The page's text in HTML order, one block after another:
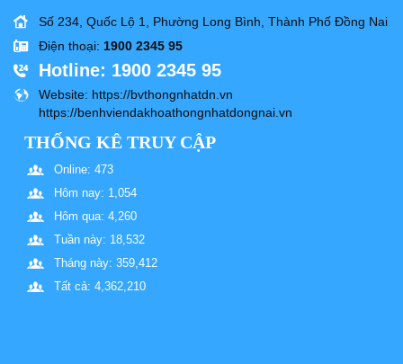
Số 234, Quốc Lộ 1, Phường Long Bình, Thành Phố Đồng Nai
Điện thoại: 1900 2345 95
Hotline: 1900 2345 95
Website: https://bvthongnhatdn.vn
https://benhviendakhoathongnhatdongnai.vn
THỐNG KÊ TRUY CẬP
Online: 473
Hôm nay: 1,054
Hôm qua: 4,260
Tuần này: 18,532
Tháng này: 359,412
Tất cả: 4,362,210